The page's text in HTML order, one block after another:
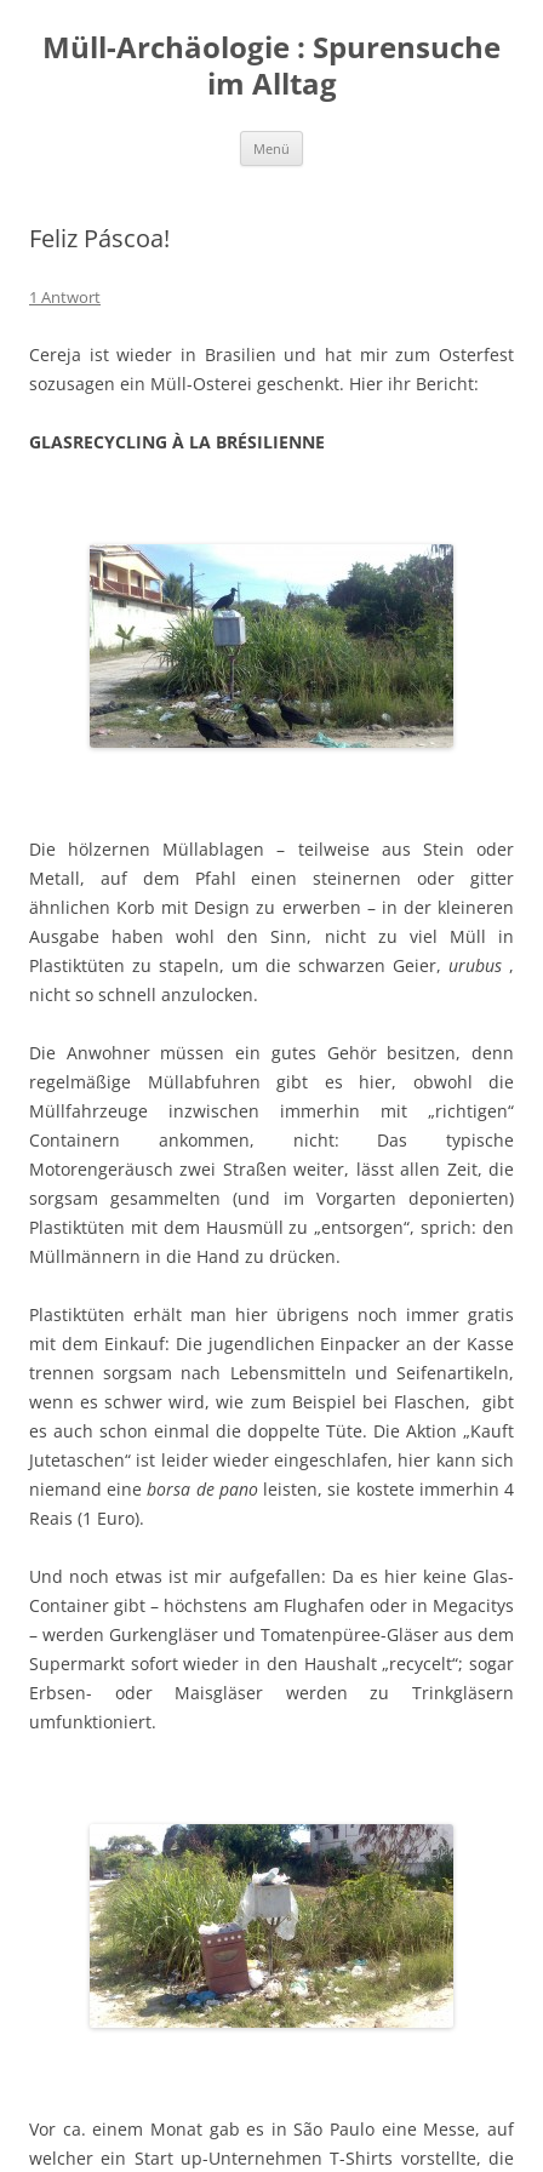
springen
Müll-Archäologie : Spurensuche
im Alltag
Menü
Feliz Páscoa!
1 Antwort
Cereja ist wieder in Brasilien und hat mir zum Osterfest
sozusagen ein Müll-Osterei geschenkt. Hier ihr Bericht:
GLASRECYCLING À LA BRÉSILIENNE
Die hölzernen Müllablagen – teilweise aus Stein oder
Metall, auf dem Pfahl einen steinernen oder gitter
ähnlichen Korb mit Design zu erwerben – in der kleineren
Ausgabe haben wohl den Sinn, nicht zu viel Müll in
Plastiktüten zu stapeln, um die schwarzen Geier, urubus ,
nicht so schnell anzulocken.
Die Anwohner müssen ein gutes Gehör besitzen, denn
regelmäßige Müllabfuhren gibt es hier, obwohl die
Müllfahrzeuge inzwischen immerhin mit „richtigen“
Containern ankommen, nicht: Das typische
Motorengeräusch zwei Straßen weiter, lässt allen Zeit, die
sorgsam gesammelten (und im Vorgarten deponierten)
Plastiktüten mit dem Hausmüll zu „entsorgen“, sprich: den
Müllmännern in die Hand zu drücken.
Plastiktüten erhält man hier übrigens noch immer gratis
mit dem Einkauf: Die jugendlichen Einpacker an der Kasse
trennen sorgsam nach Lebensmitteln und Seifenartikeln,
wenn es schwer wird, wie zum Beispiel bei Flaschen, gibt
es auch schon einmal die doppelte Tüte. Die Aktion „Kauft
Jutetaschen“ ist leider wieder eingeschlafen, hier kann sich
niemand eineborsa de panoleisten, sie kostete immerhin 4
Reais (1 Euro).
Und noch etwas ist mir aufgefallen: Da es hier keine Glas-
Container gibt – höchstens am Flughafen oder in Megacitys
– werden Gurkengläser und Tomatenpüree-Gläser aus dem
Supermarkt sofort wieder in den Haushalt „recycelt“; sogar
Erbsen- oder Maisgläser werden zu Trinkgläsern
umfunktioniert.
Vor ca. einem Monat gab es in São Paulo eine Messe, auf
welcher ein Start up-Unternehmen T-Shirts vorstellte, die